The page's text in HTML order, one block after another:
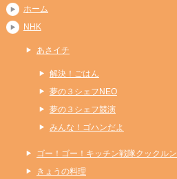
ホーム
NHK
あさイチ
解決！ごはん
夢の３シェフNEO
夢の３シェフ競演
みんな！ゴハンだよ
ゴー！ゴー！キッチン戦隊クックルン
きょうの料理